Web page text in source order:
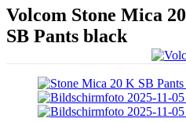
Volcom Stone Mica
SB Pants black